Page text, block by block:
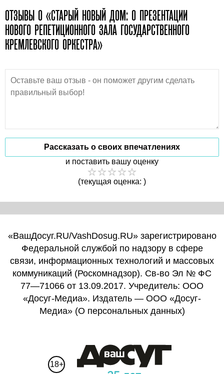
ОТЗЫВЫ О «СТАРЫЙ НОВЫЙ ДОМ: О ПРЕЗЕНТАЦИИ
НОВОГО РЕПЕТИЦИОННОГО ЗАЛА ГОСУДАРСТВЕННОГО
КРЕМЛЕВСКОГО ОРКЕСТРА»
Рассказать о своих впечатлениях
и поставить вашу оценку
(текущая оценка: )
«ВашДосуг.RU/VashDosug.RU» зарегистрировано
Федеральной службой по надзору в сфере
связи, информационных технологий и массовых
коммуникаций (Роскомнадзор). Св-во Эл № ФС
77—71066 от 13.09.2017. Учредитель: ООО
«Досуг-Медиа». Издатель — ООО «Досуг-
Медиа» (О персональных данных)
18+